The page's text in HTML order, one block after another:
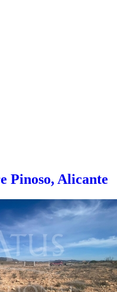
Pinoso, Alicante